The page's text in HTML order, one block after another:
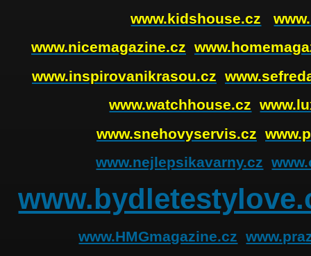
www.kidshouse.cz
www.nicemagazine.cz
www.inspirovanikrasou.cz
www.watchhouse.cz
www.snehovyservis.cz
www.nejlepsikavarny.cz
www.HMGmagazine.cz